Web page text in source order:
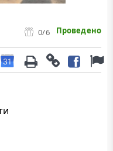
0/6 Проведено